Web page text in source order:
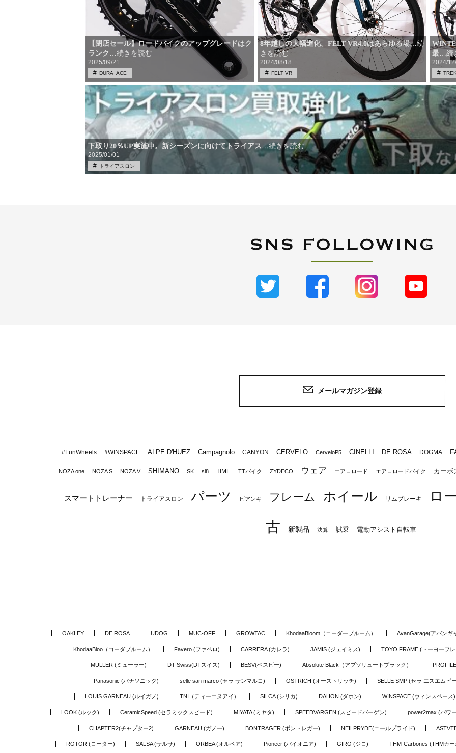
【閉店セール】ロードバイクのアップグレードはク
ランク …続きを読む
2025/09/21
DURAｰACE
8年越しの大幅進化。FELT VR4.0はあらゆる場…続
きを読む
2024/08/18
FELT VR
最…続
2024/
下取り20％UP実施中。新シーズンに向けてトライアス…続きを読む
2025/01/01
トライアスロン
メールマガジン登録
#LunWheels #WINSPACE ALPE D'HUEZ Campagnolo CANYON CERVELO CerveloP5 CINELLI DE ROSA DOGMA
NOZA one NOZA S NOZA V SHIMANO SK sl8 TIME TTバイク ZYDECO ウェア エアロロード エアロロードバイク カーボ
スマートトレーナー トライアスロン パーツ ビアンキ フレーム ホイール リムブレーキ ロ
古 新製品 決算 試乗 電動アシスト自転車
OAKLEY DE ROSA UDOG MUC-OFF GROWTAC KhodaaBloom（コーダーブルーム） AvanGarage(アバンギ
KhodaaBloo（コーダブルーム） Favero (ファベロ) CARRERA (カレラ) JAMIS (ジェイミス) TOYO FRAME (トーヨーフ
MULLER (ミューラー) DT Swiss(DTスイス) BESV(ベスビー) Absolute Black（アブソリュートブラック）
Panasonic (パナソニック) selle san marco (セラ サンマルコ) OSTRICH (オーストリッチ) SELLE SMP (セラ エスエムピ
LOUIS GARNEAU (ルイガノ) TNI（ティーエヌアイ） SILCA (シリカ) DAHON (ダホン) WINSPACE (ウィンスペース)
LOOK (ルック) CeramicSpeed (セラミックスピード) MIYATA (ミヤタ) SPEEDVARGEN (スピードバーゲン) power2max (パワ
CHAPTER2(チャプター2) GARNEAU (ガノー) BONTRAGER (ボントレガー) NEILPRYDE(ニールプライド)
ROTOR (ローター) SALSA (サルサ) ORBEA (オルベア) Pioneer (パイオニア) GIRO (ジロ) THM-Carbones (THMカ